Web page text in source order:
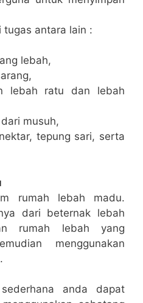
tugas antara lain :
lebah,
lebah ratu dan lebah
musuh,
tepung sari, serta
rumah lebah madu.
dari beternak lebah
rumah lebah yang
menggunakan
anda dapat